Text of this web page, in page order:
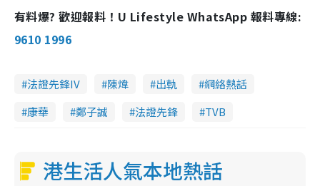
有料爆? 歡迎報料！U Lifestyle WhatsApp 報料專線:
9610 1996
法證先鋒IV 陳煒 出軌
網絡熱話
康華
鄭子誠 法證先鋒 TVB
港生活人氣本地熱話